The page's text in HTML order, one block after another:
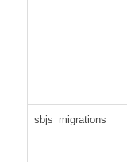
sbjs_migrations